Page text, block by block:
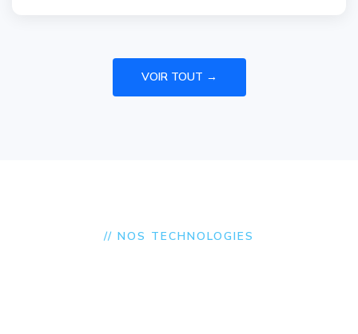
VOIR TOUT →
// NOS TECHNOLOGIES